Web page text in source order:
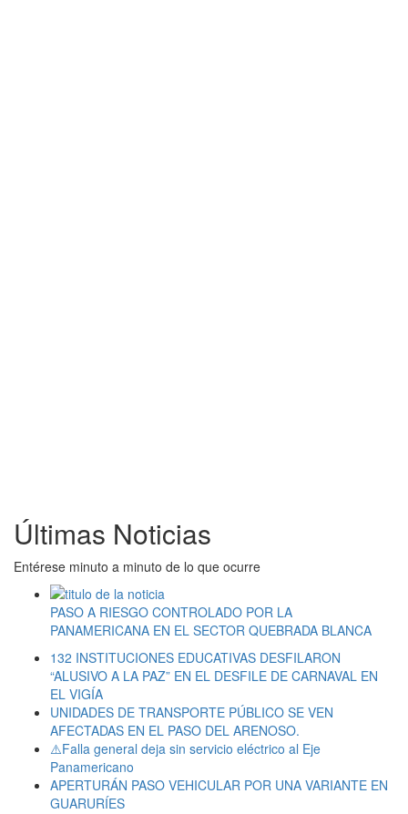
Últimas Noticias
Entérese minuto a minuto de lo que ocurre
PASO A RIESGO CONTROLADO POR LA
PANAMERICANA EN EL SECTOR QUEBRADA BLANCA
132 INSTITUCIONES EDUCATIVAS DESFILARON
“ALUSIVO A LA PAZ” EN EL DESFILE DE CARNAVAL EN
EL VIGÍA
UNIDADES DE TRANSPORTE PÚBLICO SE VEN
AFECTADAS EN EL PASO DEL ARENOSO.
⚠️Falla general deja sin servicio eléctrico al Eje
Panamericano
APERTURÁN PASO VEHICULAR POR UNA VARIANTE EN
GUARURÍES